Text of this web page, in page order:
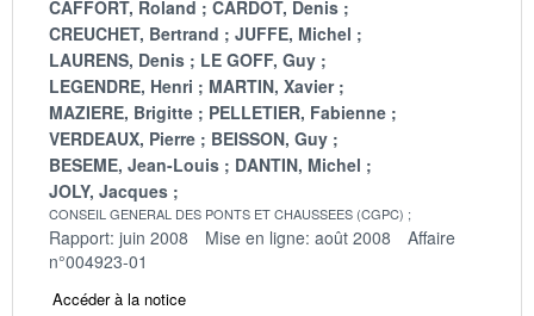
CAFFORT, Roland
CARDOT, Denis
CREUCHET, Bertrand
JUFFE, Michel
LAURENS, Denis
LE GOFF, Guy
LEGENDRE, Henri
MARTIN, Xavier
MAZIERE, Brigitte
PELLETIER, Fabienne
VERDEAUX, Pierre
BEISSON, Guy
BESEME, Jean-Louis
DANTIN, Michel
JOLY, Jacques
CONSEIL GENERAL DES PONTS ET CHAUSSEES (CGPC)
Rapport: juin 2008 Mise en ligne: août 2008
Affaire
n°004923-01
Accéder à la notice